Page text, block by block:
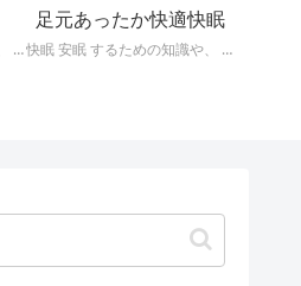
快眠 安眠 するための知識や、 枕 、 照明 、 アロマ など、おすすめの グッズ などを紹介。 いろいろな 快眠 安眠 グッズ の紹介、足枕、うたた寝枕、目覚まし時計、入浴剤 など。
足元あったか快適快眠
快眠 安眠 するための知識や、 枕 、 照明 、 アロマ など、おすすめの グッズ などを紹介。 足元あったかで快適に眠るための 湯たんぽ あったか靴下 レッグウォーマー などの紹介です。